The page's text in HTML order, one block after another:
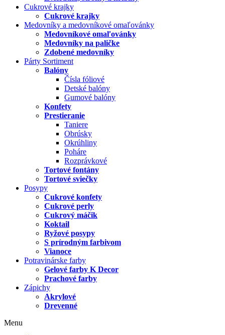
Cukrové krajky
Cukrové krajky
Medovníky a medovníkové omaľovánky
Medovníkové omaľovánky
Medovníky na paličke
Zdobené medovníky
Párty Sortiment
Balóny
Čísla fóliové
Detské balóny
Gumové balóny
Konfety
Prestieranie
Taniere
Obrúsky
Okrúhliny
Poháre
Rozprávkové
Tortové fontány
Tortové sviečky
Posypy
Cukrové konfety
Cukrové perly
Cukrový máčik
Koktail
Ryžové posypy
S prírodným farbivom
Vianoce
Potravinárske farby
Gelové farby K Decor
Prachové farby
Zápichy
Akrylové
Drevenné
Menu